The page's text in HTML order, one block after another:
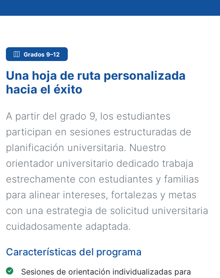
Grados 9–12
Una hoja de ruta personalizada
hacia el éxito
A partir del grado 9, los estudiantes
participan en sesiones estructuradas de
planificación universitaria. Nuestro
orientador universitario dedicado trabaja
estrechamente con estudiantes y familias
para alinear intereses, fortalezas y metas
con una estrategia de solicitud universitaria
cuidadosamente adaptada.
Características del programa
Sesiones de orientación individualizadas para